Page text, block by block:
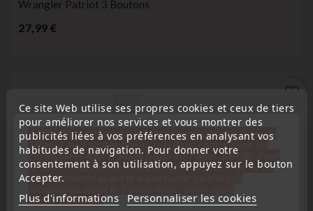
Wrangler Patriot 3 Boutons
27,99 €
favorite_border
Ce site Web utilise ses propres cookies et ceux de tiers
pour améliorer nos services et vous montrer des
publicités liées à vos préférences en analysant vos
habitudes de navigation. Pour donner votre
consentement à son utilisation, appuyez sur le bouton
Accepter.
Plus d'informations Personnaliser les cookies
« Attention, notre société sera fermée pour congés du
10 aout au 1 septembre inclus. Pour cette raison les
commandes sont traitées jusqu'au 7 aout 14H00. Pour
le service réparation nous devons réceptionner votre
télécommande avant le 6 aout pour qu'elle soit
compréhension»